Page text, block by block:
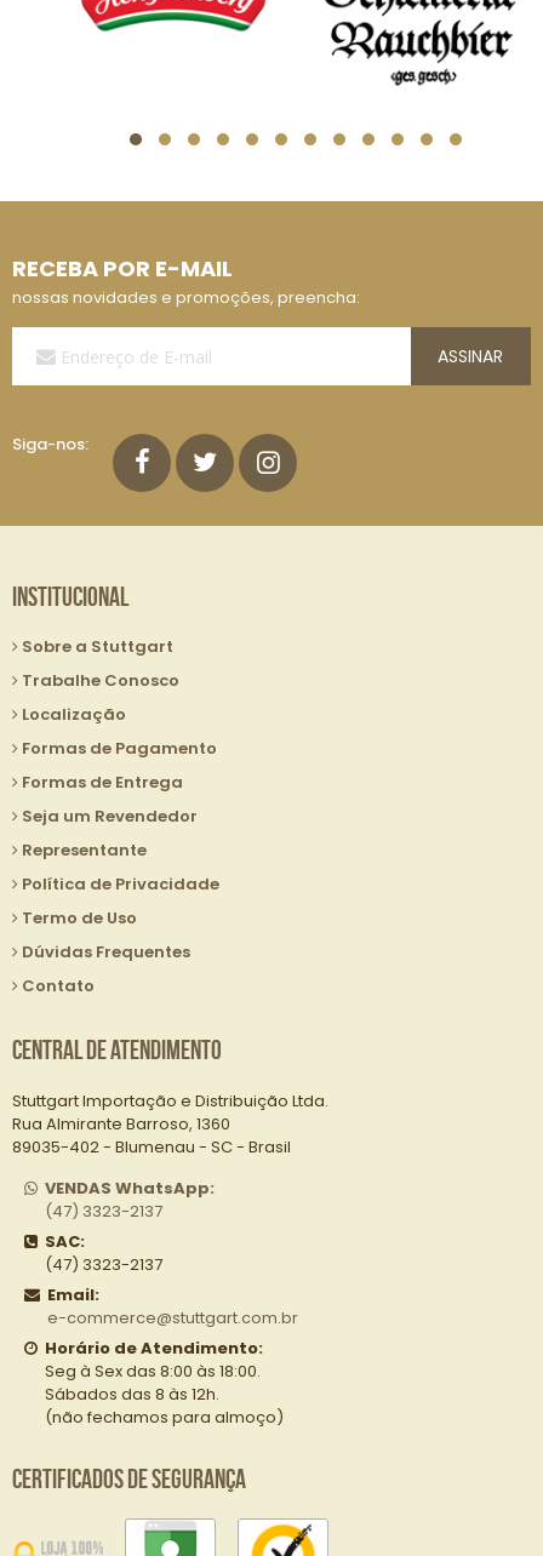
RECEBA POR E-MAIL
nossas novidades e promoções, preencha:
Nossa
E-
ASSINAR
Siga-nos:
Institucional
Sobre a Stuttgart
Trabalhe Conosco
Localização
Formas de Pagamento
Formas de Entrega
Seja um Revendedor
Representante
Política de Privacidade
Termo de Uso
Dúvidas Frequentes
Contato
Central de Atendimento
Stuttgart Importação e Distribuição Ltda.
Rua Almirante Barroso, 1360
89035-402 - Blumenau - SC - Brasil
VENDAS WhatsApp:
(47) 3323-2137
SAC:
(47) 3323-2137
Email:
e-commerce@stuttgart.com.br
Horário de Atendimento:
Seg à Sex das 8:00 às 18:00.
Sábados das 8 às 12h.
(não fechamos para almoço)
Certificados de Segurança